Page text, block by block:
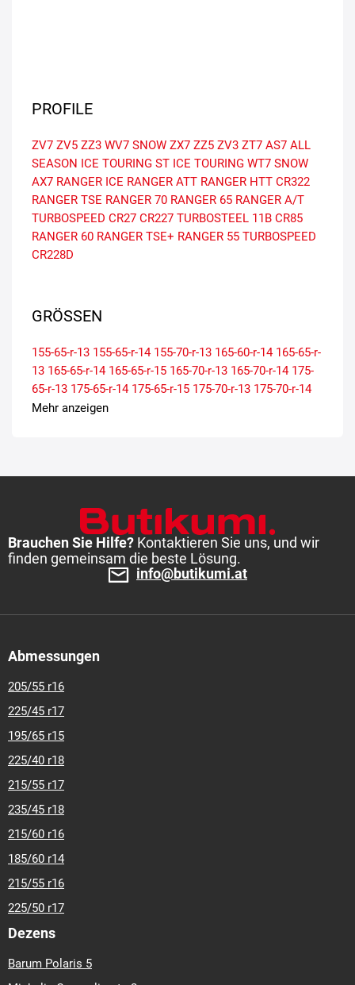
PROFILE
ZV7 ZV5 ZZ3 WV7 SNOW ZX7 ZZ5 ZV3 ZT7 AS7 ALL
SEASON ICE TOURING ST ICE TOURING WT7 SNOW
AX7 RANGER ICE RANGER ATT RANGER HTT CR322
RANGER TSE RANGER 70 RANGER 65 RANGER A/T
TURBOSPEED CR27 CR227 TURBOSTEEL 11B CR85
RANGER 60 RANGER TSE+ RANGER 55 TURBOSPEED
CR228D
GRÖSSEN
155-65-r-13 155-65-r-14 155-70-r-13 165-60-r-14 165-65-r-
13 165-65-r-14 165-65-r-15 165-70-r-13 165-70-r-14 175-
65-r-13 175-65-r-14 175-65-r-15 175-70-r-13 175-70-r-14
185-55-r-14 185-55-r-15
Mehr anzeigen
Brauchen Sie Hilfe? Kontaktieren Sie uns, und wir
finden gemeinsam die beste Lösung.
info@butikumi.at
Abmessungen
205/55 r16
225/45 r17
195/65 r15
225/40 r18
215/55 r17
235/45 r18
215/60 r16
185/60 r14
215/55 r16
225/50 r17
Dezens
Barum Polaris 5